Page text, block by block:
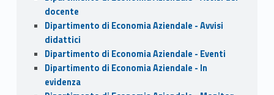
docente
Dipartimento di Economia Aziendale - Avvisi
didattici
Dipartimento di Economia Aziendale - Eventi
Dipartimento di Economia Aziendale - In
evidenza